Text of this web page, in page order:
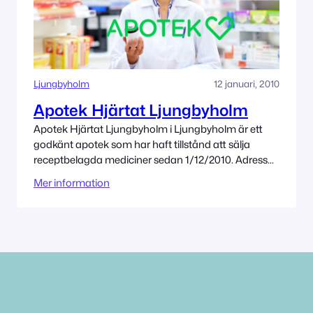
Ljungbyholm 12 januari, 2010
Apotek Hjärtat Ljungbyholm
Apotek Hjärtat Ljungbyholm i Ljungbyholm är ett
godkänt apotek som har haft tillstånd att sälja
receptbelagda mediciner sedan 1/12/2010. Adress
innehas av Apotek Hjärtat AB
Mer information